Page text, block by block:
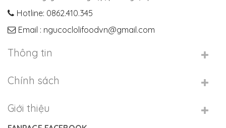
Hotline: 0862.410.345
Email : ngucoclolifoodvn@gmail.com
Thông tin
Chính sách
Giới thiệu